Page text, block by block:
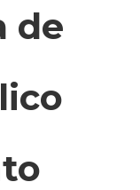
de